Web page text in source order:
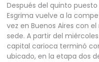
Después del quinto
Esgrima vuelve a la
vez en Buenos Aires con
sede. A partir del
capital carioca terminó
ubicado, en la etapa dos